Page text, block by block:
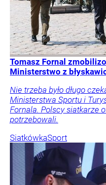
Tomasz Fornal
Ministerstwo z
Nie trzeba było długo
Ministerstwa Sportu i
Fornala. Polscy siatkarze
potrzebowali.
SiatkówkaSport